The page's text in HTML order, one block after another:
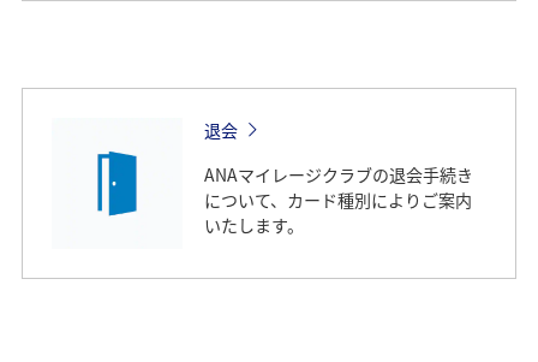
退会
ANAマイレージクラブの退会手続き
について、カード種別によりご案内
いたします。